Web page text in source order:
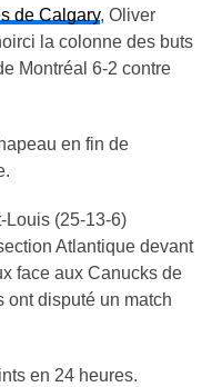
de Calgary, Oliver
la colonne des buts
Montréal 6-2 contre
en fin de
Louis (25-13-6)
Atlantique devant
face aux Canucks de
ont disputé un match
en 24 heures.